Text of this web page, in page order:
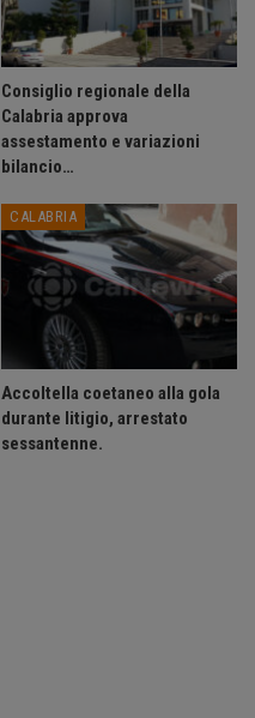
Consiglio regionale della
Calabria approva
assestamento e variazioni
bilancio…
CALABRIA
Accoltella coetaneo alla gola
durante litigio, arrestato
sessantenne.